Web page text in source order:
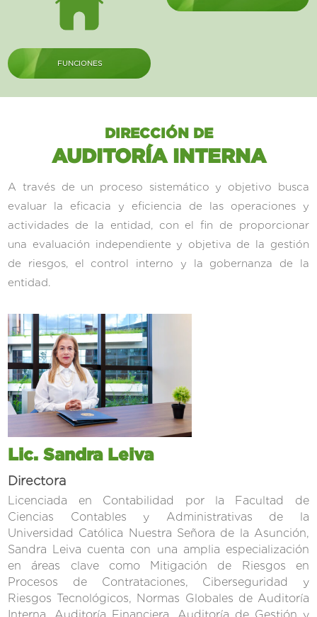
FUNCIONES
DIRECCIÓN DE
AUDITORÍA INTERNA
A través de un proceso sistemático y objetivo busca
evaluar la eficacia y eficiencia de las operaciones y
actividades de la entidad, con el fin de proporcionar
una evaluación independiente y objetiva de la gestión
de riesgos, el control interno y la gobernanza de la
entidad.
Lic. Sandra Leiva
Directora
Licenciada en Contabilidad por la Facultad de
Ciencias Contables y Administrativas de la
Universidad Católica Nuestra Señora de la Asunción,
Sandra Leiva cuenta con una amplia especialización
en áreas clave como Mitigación de Riesgos en
Procesos de Contrataciones, Ciberseguridad y
Riesgos Tecnológicos, Normas Globales de Auditoría